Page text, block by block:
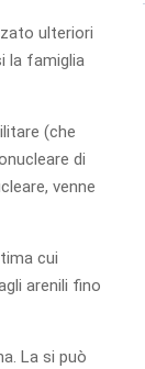
ulteriori
la famiglia
(che
di
venne
cui
arenili fino
La si può